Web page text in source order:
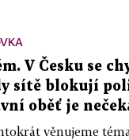
V Česku se
sítě blokují
oběť je
věnujeme